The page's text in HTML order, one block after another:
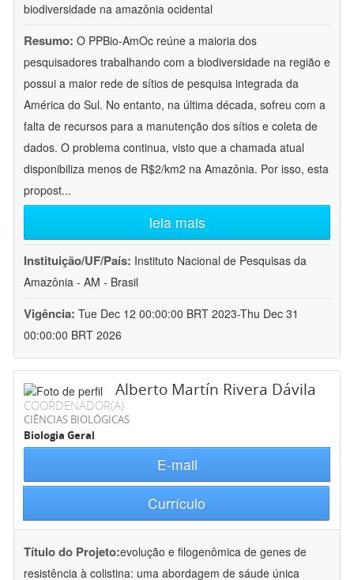
biodiversidade na amazônia ocidental
Resumo: O PPBio-AmOc reúne a maioria dos
pesquisadores trabalhando com a biodiversidade na região e
possui a maior rede de sítios de pesquisa integrada da
América do Sul. No entanto, na última década, sofreu com a
falta de recursos para a manutenção dos sítios e coleta de
dados. O problema continua, visto que a chamada atual
disponibiliza menos de R$2/km2 na Amazônia. Por isso, esta
propost...
leia mais
Instituição/UF/País: Instituto Nacional de Pesquisas da
Amazônia - AM - Brasil
Vigência: Tue Dec 12 00:00:00 BRT 2023-Thu Dec 31
00:00:00 BRT 2026
Alberto Martín Rivera Dávila
COORDENADOR(A)
CIÊNCIAS BIOLÓGICAS
Biologia Geral
E-mail
Currículo
Título do Projeto:evolução e filogenômica de genes de
resistência à colistina: uma abordagem de sáude única